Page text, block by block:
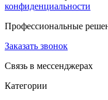
конфиденциальности
Профессиональные
Заказать звонок
Связь в мессенджерах
Категории